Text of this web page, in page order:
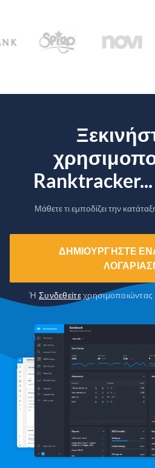
Μάθετε τι εμποδίζει την
ΔΗΜΙΟΥΡΓΉΣΤΕ
ΉΣυνδεθείτεχρησιμοποιώντας